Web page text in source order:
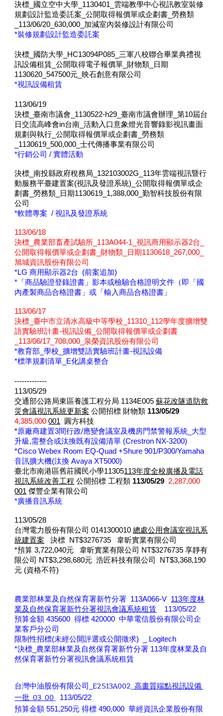
決標
國立空中大學 _1130401_ 雲端教學中心視訊教室裝修
規劃設計監造委託案 _公開取得報價單或企劃書 _勞務類
_113/06/20_630,000_ 加減室內裝修設計有限公司
*裝修規劃設計監造委託案
決標_國防大學_HC13094P085_三軍八校聯合畢業典禮視
訊設備租賃_公開取得電子報價單_財物類_日期
1130620_547500元_映石創意有限公司
*視訊設備租賃
113/06/19
決標_臺南市議會_1130522-h29_臺南市議會辦理_第10屆台
日交流高峰會in台南_活動入口意象燈光音響錄影視訊畫面
規劃與執行_公開取得報價單或企劃書_勞務類
_1130619_500,000_士代傳播事業有限公司
*行銷公司 /實體活動
決標_南投縣政府稅務局_132103002G_113年雲端視訊暨行
動服務平臺建置案(視訊及發證系統)_公開取得報價單或企
劃書_勞務類_日期1130619_1,388,000_勤智科技股份有限
公司
*軟體專案 /視訊及發證系統
113/06/18
決標_農業部畜產試驗所_113A044-1_視訊商用顯示器2台_
公開取得報價單或企劃書_財物類_日期1130618_267,000_
旭城資訊股份有限公司
*LG商用顯示器2台 (前案追加)
*「商品驗證登錄證書」影本或檢驗合格證明文件（即「國
內產製商品合格證書」或「輸入商品合格證書」
113/06/17
決標_臺中市立清水高級中等學校_11310_112學年度擴增雙
語實驗班計畫-視訊設備_公開取得報價單或企劃書
_113/06/17_708,000_泉榮資訊股份有限公司
*教育部_學校_擴增雙語實驗班計畫-視訊設備
*標準規劃清單_E化講桌整合
-------------
113/05/29
交通部公路局東區養護工程分局 1134E005蘇花改隧道防救
災會議視訊系統更新案 公開招標 財物類 113/05/29
4,385,000 001 圓方科技
*原廠商建置3間行政/應變會議室及機房門禁警報系統_大型
升級,需整合或汰換既有設備清單 (Crestron NX-3200)
*Cisco Webex Room EQ-Quad +Shure 901/P300/Yamaha
音訊擴大機(汰換 Avaya XT5000)
臺北市南港區舊莊國民小學11305113年度全校廣播及電話
視訊系統改善工程 公開招標 工程類 113/05/29 2,287,000
001 傑豐企業有限公司
*廣播音訊系統
113/05/28
台灣電力股份有限公司 0141300010總處公用會議室視訊系
統建置案 決標 NT$3276735 韋昕實業有限公司
*預算 3,722,040元 韋昕實業有限公司 NT$3276735 享靜有
限公司 NT$3,298,680元 浩匠科技有限公司 NT$3,368,190
元 (資格不符)
農業部林業及自然保育署新竹分署 113A066-V 113年度林
業及自然保育署新竹分署視訊會議系統租賃 113/05/22
預算金額 435600 得標420000 中華電信股份有限公司企
業客戶分公司
限制性招標(未經公開評選或公開徵求) _ Logitech
*決標_農業部林業及自然保育署新竹分署 113年度林業及自
然保育署新竹分署視訊會議系統租賃
台灣中油股份有限公司_E2513A002_高畫質端點視訊設備
一批_03_00
113/05/22
預算金額 551,250元 得標 490,000 華經資訊企業股份有限